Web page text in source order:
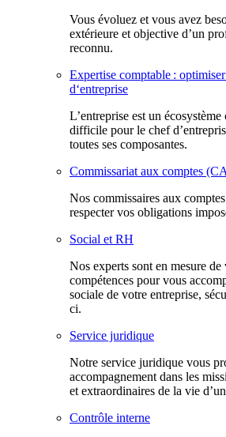
Vous évoluez et vous avez
extérieure et objective d’un
reconnu.
Expertise comptable :
d‘entreprise
L’entreprise est un
difficile pour le chef
toutes ses composantes.
Commissariat aux comptes
Nos commissaires aux
respecter vos obligations
Social et RH
Nos experts sont en mesure
compétences pour vous
sociale de votre entreprise,
ci.
Service juridique
Notre service juridique vous
accompagnement dans les
et extraordinaires de la vie
Contrôle interne